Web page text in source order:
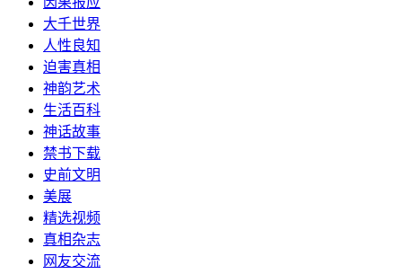
大千世界
人性良知
迫害真相
神韵艺术
生活百科
神话故事
禁书下载
史前文明
美展
精选视频
真相杂志
网友交流